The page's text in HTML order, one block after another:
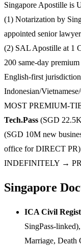
Singapore Apostille is
(1) Notarization by
appointed senior
(2) SAL Apostille at 1
200 same-day
English-first
Indonesian/
MOST PREMIUM-
Tech.Pass (SGD
(SGD 10M new
office for DIRECT
INDEFINITELY → PR
Singapore
ICA Civil
SingPass-
Marriage, Death